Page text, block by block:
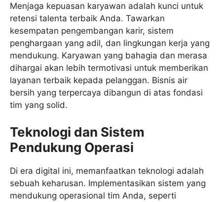
Menjaga kepuasan karyawan adalah kunci untuk
retensi talenta terbaik Anda. Tawarkan
kesempatan pengembangan karir, sistem
penghargaan yang adil, dan lingkungan kerja yang
mendukung. Karyawan yang bahagia dan merasa
dihargai akan lebih termotivasi untuk memberikan
layanan terbaik kepada pelanggan. Bisnis air
bersih yang terpercaya dibangun di atas fondasi
tim yang solid.
Teknologi dan Sistem
Pendukung Operasi
Di era digital ini, memanfaatkan teknologi adalah
sebuah keharusan. Implementasikan sistem yang
mendukung operasional tim Anda, seperti